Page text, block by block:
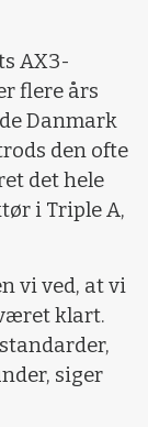
AX3-
flere års
Danmark
den ofte
det hele
i Triple A,
vi ved, at vi
klart.
siger